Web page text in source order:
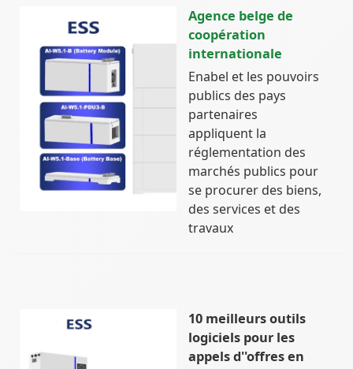
Agence belge de
coopération
internationale
Enabel et les pouvoirs
publics des pays
partenaires
appliquent la
réglementation des
marchés publics pour
se procurer des biens,
des services et des
travaux
10 meilleurs outils
logiciels pour les
appels d''offres en